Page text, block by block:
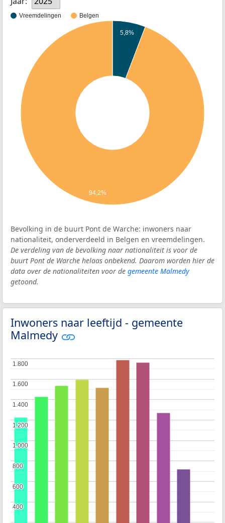
Vreemdelingen Belgen
5,8%
94,2%
Bevolking in de buurt Pont de Warche: inwoners naar
nationaliteit, onderverdeeld in Belgen en vreemdelingen.
De verdeling van de bevolking naar nationaliteit is voor de
buurt Pont de Warche helaas onbekend. Daarom worden hier de
data over de nationaliteiten voor de gemeente Malmedy
getoond.
Inwoners naar leeftijd - gemeente
Malmedy
400
400
600
600
800
800
1.000
1.000
1.200
1.200
1.400
1.400
1.600
1.600
1.800
1.800